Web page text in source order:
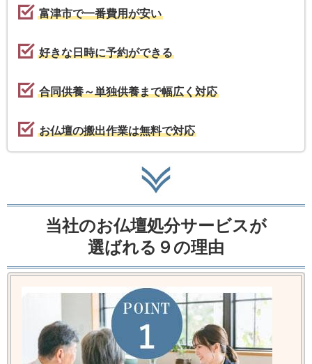
富津市で一番費用が安い
好きな日時に予約ができる
合同供養～単独供養まで幅広く対応
お仏壇の搬出作業は無料で対応
当社のお仏壇処分サービスが
選ばれる９の理由